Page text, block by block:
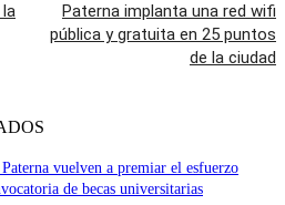
Paterna implanta una red wifi
pública y gratuita en 25 puntos
de la ciudad
vuelven a premiar el esfuerzo
de becas universitarias